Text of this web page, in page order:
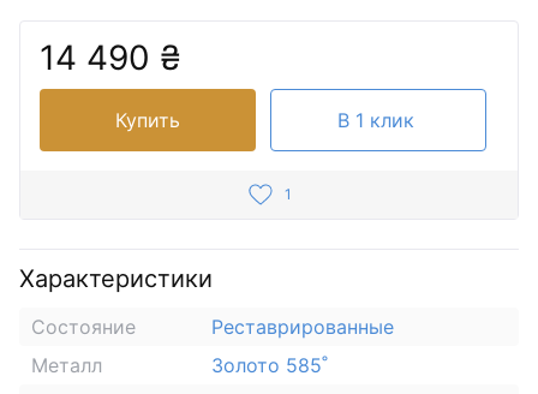
14 490 ₴
Купить В 1 клик
1
Характеристики
Состояние
Реставрированные
Металл
Золото 585˚